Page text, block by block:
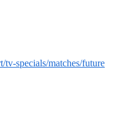
tv-specials/matches/future